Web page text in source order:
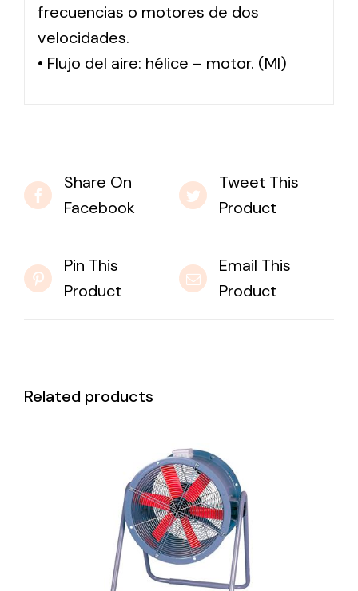
frecuencias o motores de dos
velocidades.
• Flujo del aire: hélice – motor. (MI)
Share On
Facebook
Tweet This
Product
Pin This
Product
Email This
Product
Related products
DETAILS